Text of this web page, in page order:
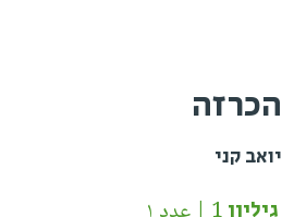
הכרזה
יואב קני